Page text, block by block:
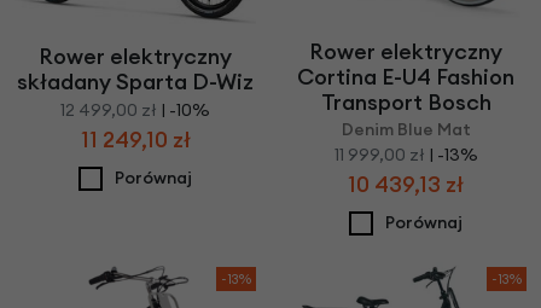
Rower elektryczny
składany Sparta D-Wiz
12 499,00 zł | -10%
11 249,10 zł
Porównaj
Rower elektryczny
Cortina E-U4 Fashion
Transport Bosch
Denim Blue Mat
11 999,00 zł | -13%
10 439,13 zł
Porównaj
-13% -13%